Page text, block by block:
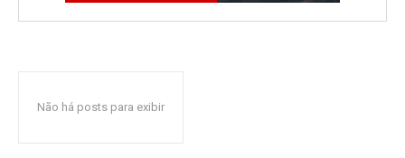
Não há posts para exibir